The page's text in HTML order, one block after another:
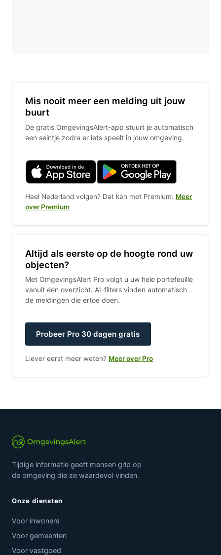
Mis nooit meer een melding uit jouw
buurt
De gratis OmgevingsAlert-app stuurt je automatisch
een seintje zodra er iets speelt in jouw omgeving.
Heel Nederland volgen? Dat kan met Premium. Meer
over Premium
Altijd als eerste op de hoogte rond uw
objecten?
Met OmgevingsAlert Pro volgt u uw hele portefeuille
vanuit één overzicht. AI-filters vinden automatisch
de meldingen die ertoe doen.
Probeer Pro 30 dagen gratis
Liever eerst meer weten? Meer over Pro
Tijdige informatie geeft mensen grip op
de omgeving die ze waardevol vinden.
Onze diensten
Voor inwoners
Voor gemeenten
Voor vastgoed